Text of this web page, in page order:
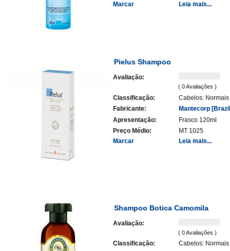
Marcar
Leia mais...
Pielus Shampoo
Avaliação:
( 0 Avaliações )
Classificação:
Cabelos: Normais
Fabricante:
Mantecorp
Apresentação:
Frasco 120ml
Preço Médio:
MT 1025
Marcar
Leia mais...
Shampoo Botica Camomila
Avaliação:
( 0 Avaliações )
Classificação:
Cabelos: Normais